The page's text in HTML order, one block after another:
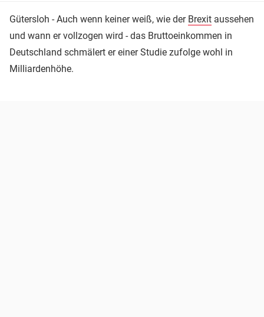
Gütersloh - Auch wenn keiner weiß, wie der Brexit aussehen
und wann er vollzogen wird - das Bruttoeinkommen in
Deutschland schmälert er einer Studie zufolge wohl in
Milliardenhöhe.